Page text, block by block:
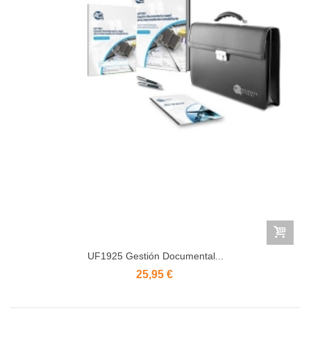
UF1925 Gestión Documental...
25,95 €